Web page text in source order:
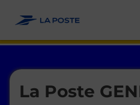
La Poste
Le lien s'ouvre dans un